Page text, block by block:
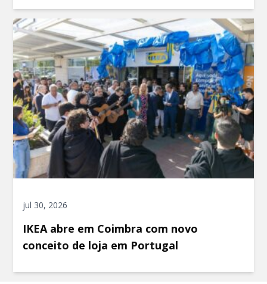
jul 30, 2026
IKEA abre em Coimbra com novo
conceito de loja em Portugal